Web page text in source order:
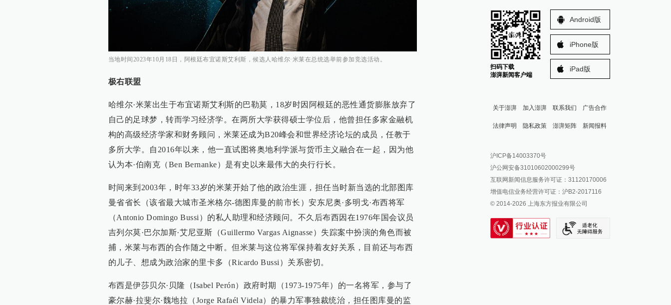
当地时间2023年10月18日，阿根廷布宜诺斯艾利斯，候选人哈维尔·米莱在总统选举前参加竞选活动。
极右联盟
哈维尔·米莱出生于布宜诺斯艾利斯的巴勒莫，18岁时因阿根廷的恶性通货膨胀放弃了
自己的足球梦，转而学习经济学。在两所大学获得硕士学位后，他曾担任多家金融机
构的高级经济学家和财务顾问，米莱还成为B20峰会和世界经济论坛的成员，任教于
多所大学。自2016年以来，他一直试图将奥地利学派与货币主义融合在一起，因为他
认为本·伯南克（Ben Bernanke）是有史以来最伟大的央行行长。
时间来到2003年，时年33岁的米莱开始了他的政治生涯，担任当时新当选的北部图库
曼省省长（该省最大城市圣米格尔-德图库曼的前市长）安东尼奥·多明戈·布西将军
（Antonio Domingo Bussi）的私人助理和经济顾问。不久后布西因在1976年国会议员
吉列尔莫·巴尔加斯·艾尼亚斯（Guillermo Vargas Aignasse）失踪案中扮演的角色而被
捕，米莱与布西的合作随之中断。但米莱与这位将军保持着友好关系，目前还与布西
的儿子、想成为政治家的里卡多（Ricardo Bussi）关系密切。
布西是伊莎贝尔·贝隆（Isabel Perón）政府时期（1973-1975年）的一名将军，参与了
豪尔赫·拉斐尔·魏地拉（Jorge Rafaél Videla）的暴力军事独裁统治，担任图库曼的监
扫码下载
澎湃新闻客户端
Android版
iPhone版
iPad版
关于澎湃 加入澎湃 联系我们 广告合作
法律声明 隐私政策 澎湃矩阵
澎湃新闻公众号
澎湃新闻抖音号
派生万物开放平台
IP SHANGHAI
SIXTH TONE
新闻报料
报料邮箱: news@thepaper.cn
沪ICP备14003370号
沪公网安备31010602000299号
互联网新闻信息服务许可证：31120170006
增值电信业务经营许可证：沪B2-2017116
© 2014-2026 上海东方报业有限公司